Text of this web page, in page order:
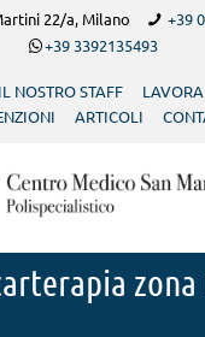
22/a, Milano
+39
+39 3392135493
IL NOSTRO STAFF
ARTICOLI